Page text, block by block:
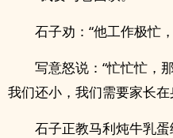
石子劝：“他工作极忙
写意怒说：“忙忙忙，
我们还小，我们需要家长在
石子正教马利炖牛乳